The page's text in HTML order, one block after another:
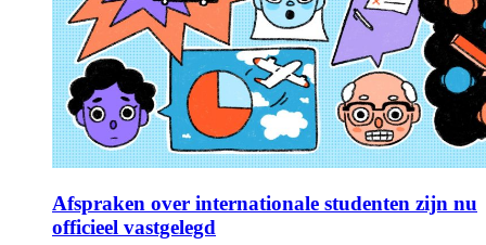
Afspraken over internationale studenten zijn nu
officieel vastgelegd